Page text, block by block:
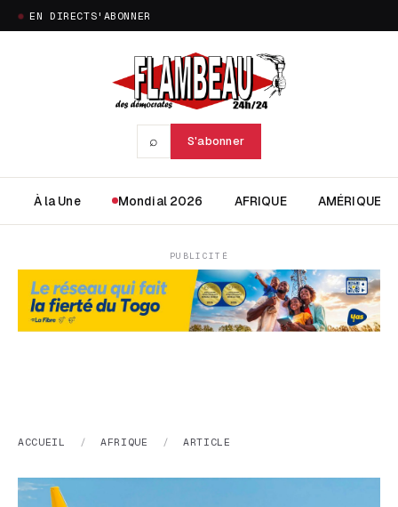
EN DIRECTS'ABONNER
⌕ S'abonner
À la Une Mondial 2026 AFRIQUE AMÉRIQUE
PUBLICITÉ
ACCUEIL / AFRIQUE / ARTICLE